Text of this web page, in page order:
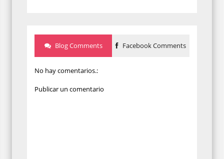
Blog Comments Facebook Comments
No hay comentarios.:
Publicar un comentario